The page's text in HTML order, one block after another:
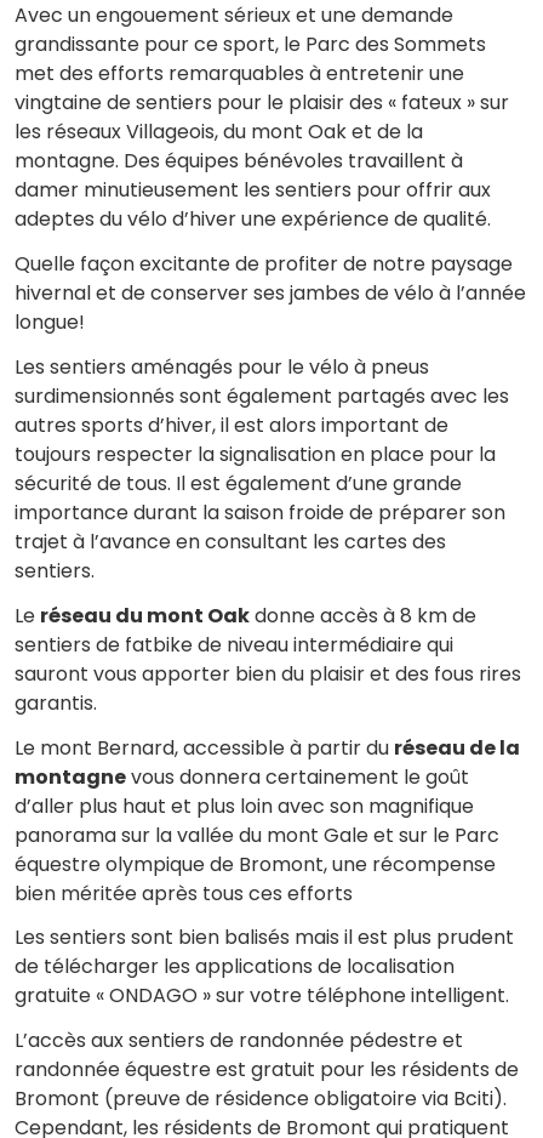
Avec un engouement sérieux et une demande
grandissante pour ce sport, le Parc des Sommets
met des efforts remarquables à entretenir une
vingtaine de sentiers pour le plaisir des « fateux » sur
les réseaux Villageois, du mont Oak et de la
montagne. Des équipes bénévoles travaillent à
damer minutieusement les sentiers pour offrir aux
adeptes du vélo d’hiver une expérience de qualité.
Quelle façon excitante de profiter de notre paysage
hivernal et de conserver ses jambes de vélo à l’année
longue!
Les sentiers aménagés pour le vélo à pneus
surdimensionnés sont également partagés avec les
autres sports d’hiver, il est alors important de
toujours respecter la signalisation en place pour la
sécurité de tous. Il est également d’une grande
importance durant la saison froide de préparer son
trajet à l’avance en consultant les cartes des
sentiers.
Le réseau du mont Oakdonne accès à 8 km de
sentiers de fatbike de niveau intermédiaire qui
sauront vous apporter bien du plaisir et des fous rires
garantis.
Le mont Bernard, accessible à partir du réseau de la
montagnevous donnera certainement le goût
d’aller plus haut et plus loin avec son magnifique
panorama sur la vallée du mont Gale et sur le Parc
équestre olympique de Bromont, une récompense
bien méritée après tous ces efforts
Les sentiers sont bien balisés mais il est plus prudent
de télécharger les applications de localisation
gratuite « ONDAGO » sur votre téléphone intelligent.
L’accès aux sentiers de randonnée pédestre et
randonnée équestre est gratuit pour les résidents de
Bromont (preuve de résidence obligatoire via Bciti).
Cependant, les résidents de Bromont qui pratiquent